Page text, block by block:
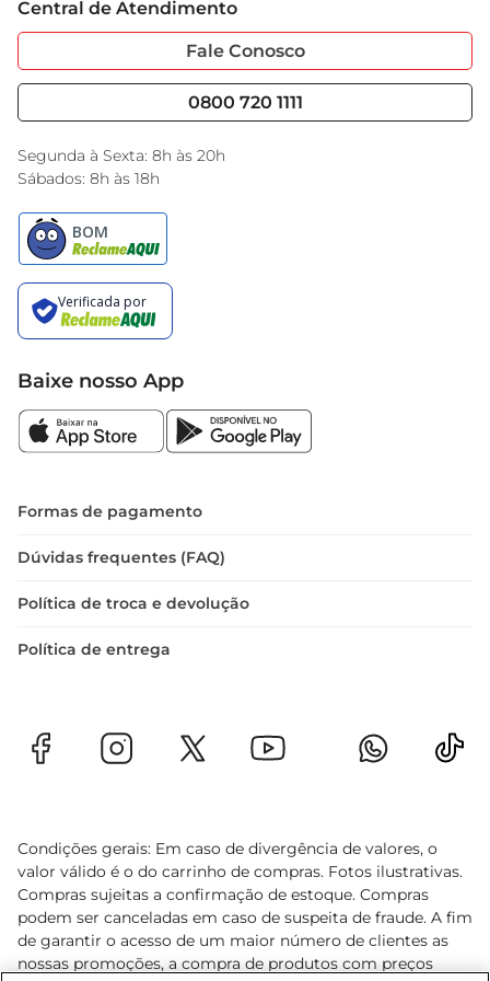
Sobre Privacidade
Portal do Fornecedo
Nossas Lojas
Garantia Estendida
Serviços
Black Friday
Encarte do Dia
Central de Atendimento
Fale Conosco
0800 720 1111
Segunda à Sexta: 8h às 20h
Sábados: 8h às 18h
Baixe nosso App
Formas de pagamento
Dúvidas frequentes (FAQ)
Política de troca e devolução
Política de entrega
Condições gerais: Em caso de divergência de valores, o
valor válido é o do carrinho de compras. Fotos ilustrativas.
Compras sujeitas a confirmação de estoque. Compras
podem ser canceladas em caso de suspeita de fraude. A fim
de garantir o acesso de um maior número de clientes as
nossas promoções, a compra de produtos com preços